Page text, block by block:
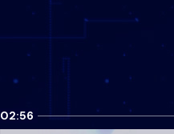
02:56